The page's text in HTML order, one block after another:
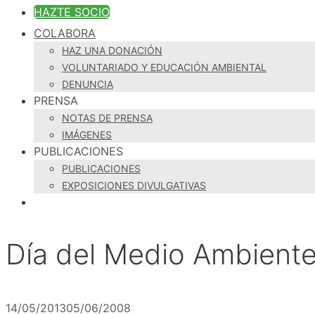
HAZTE SOCIO
COLABORA
HAZ UNA DONACIÓN
VOLUNTARIADO Y EDUCACIÓN AMBIENTAL
DENUNCIA
PRENSA
NOTAS DE PRENSA
IMÁGENES
PUBLICACIONES
PUBLICACIONES
EXPOSICIONES DIVULGATIVAS
Día del Medio
14/05/201305/06/2008